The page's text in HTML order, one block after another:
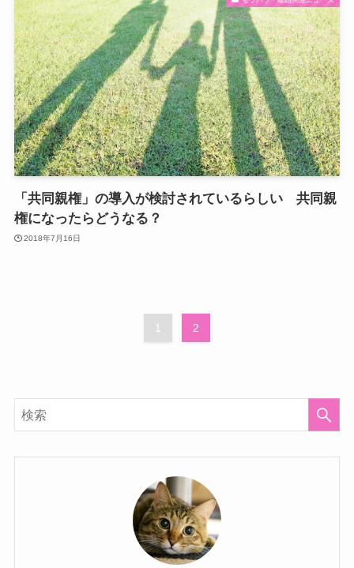
「共同親権」の導入が検討されているらしい 共同親
権になったらどうなる？
2018年7月16日
1 2